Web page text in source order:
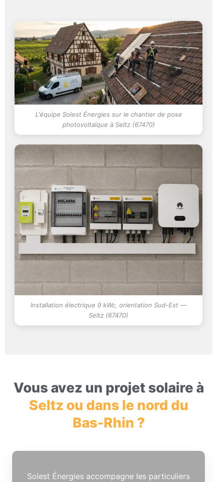
L'équipe Solest Énergies sur le chantier de pose
photovoltaïque à Seltz (67470)
Installation électrique 9 kWc, orientation Sud-Est —
Seltz (67470)
Vous avez un projet solaire à
Seltz ou dans le nord du
Bas-Rhin ?
Solest Énergies accompagne les particuliers